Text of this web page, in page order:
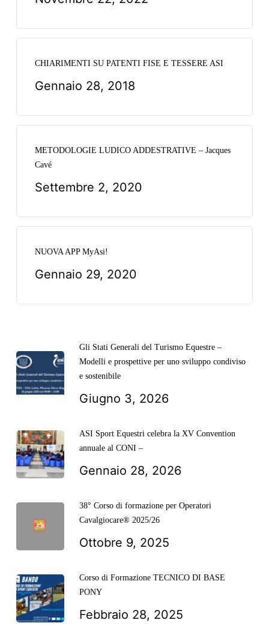
CHIARIMENTI SU PATENTI FISE E TESSERE ASI
Gennaio 28, 2018
METODOLOGIE LUDICO ADDESTRATIVE – Jacques
Cavé
Settembre 2, 2020
NUOVA APP MyAsi!
Gennaio 29, 2020
Gli Stati Generali del Turismo Equestre –
Modelli e prospettive per uno sviluppo condiviso
e sostenibile
Giugno 3, 2026
ASI Sport Equestri celebra la XV Convention
annuale al CONI –
Gennaio 28, 2026
38° Corso di formazione per Operatori
Cavalgiocare® 2025/26
Ottobre 9, 2025
Corso di Formazione TECNICO DI BASE
PONY
Febbraio 28, 2025